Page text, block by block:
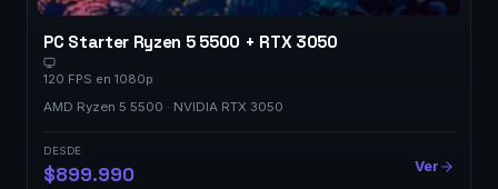
PC Starter Ryzen 5 5500 + RTX 3050
120 FPS en 1080p
AMD Ryzen 5 5500 · NVIDIA RTX 3050
DESDE
$899.990 Ver